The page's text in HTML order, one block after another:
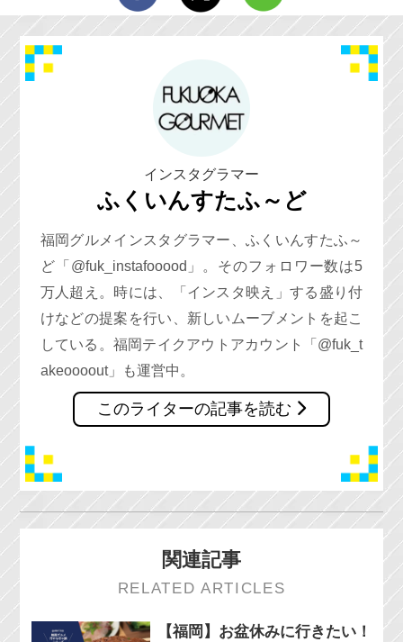
インスタグラマー
ふくいんすたふ～ど
福岡グルメインスタグラマー、ふくいんすたふ～
ど「@fuk_instafooood」。そのフォロワー数は5
万人超え。時には、「インスタ映え」する盛り付
けなどの提案を行い、新しいムーブメントを起こ
している。福岡テイクアウトアカウント「@fuk_t
akeoooout」も運営中。
このライターの記事を読む
関連記事
RELATED ARTICLES
【福岡】お盆休みに行きたい！